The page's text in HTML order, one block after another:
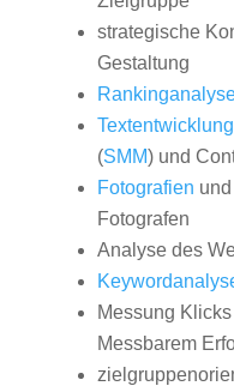
strategische
Gestaltung
Textentwicklung
(SMM) und
Fotografien
Fotografen
Analyse des
Messung
Messbarem